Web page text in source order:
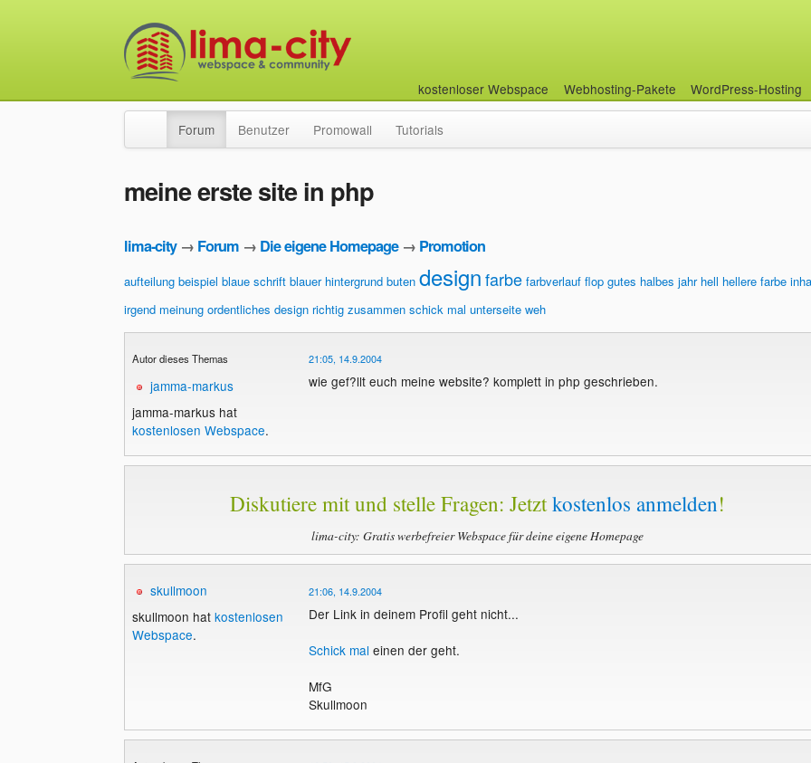
kostenloser Webspace Webhosting-Pakete WordPress-Hosting
Forum Benutzer Promowall Tutorials
meine erste site in php
lima-city→ Forum → Die eigene Homepage→ Promotion
aufteilung beispiel blaue schrift blauer hintergrund buten designfarbe farbverlauf flop gutes halbes jahr hell hellere farbe
irgend meinung ordentliches design richtig zusammen schick mal unterseite weh
Autor dieses Themas
jamma-markus
jamma-markus hat
kostenlosen Webspace.
21:05, 14.9.2004
wie gef?llt euch meine website? komplett in php geschrieben.
Diskutiere mit und stelle Fragen: Jetztkostenlos anmelden!
lima-city: Gratis werbefreier Webspace für deine eigene Homepage
skullmoon
skullmoon hat kostenlosen
Webspace.
21:06, 14.9.2004
Der Link in deinem Profil geht nicht...
Schick mal einen der geht.
MfG
Skullmoon